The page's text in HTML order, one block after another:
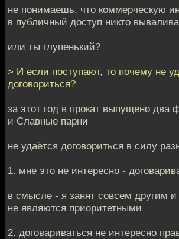
не понимаешь, что коммерческую
в публичный доступ никто
или ты глупенький?
> И если поступают, то почему не
договориться?
за этот год в прокат выпущено два
и Славные парни
не удаётся договориться в силу
1. мне это не интересно -
в смысле - я занят совсем другим
не являются приоритетными
2. договариваться не интересно